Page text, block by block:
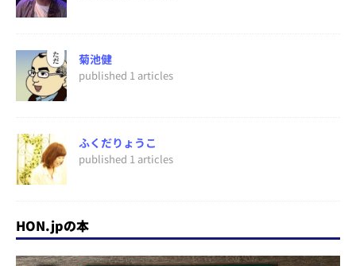
菊池健
published 1 articles
ふくだりょうこ
published 1 articles
HON.jpの本